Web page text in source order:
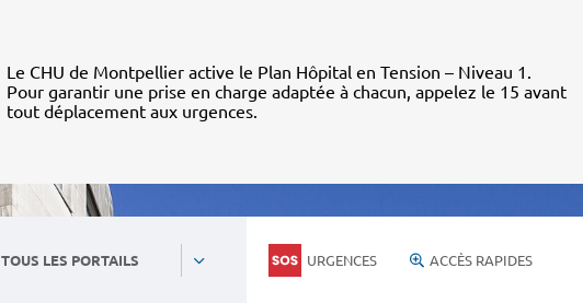
Le CHU de Montpellier active le Plan Hôpital en Tension – Niveau 1.
Pour garantir une prise en charge adaptée à chacun, appelez le 15 avant
tout déplacement aux urgences.
TOUS LES PORTAILS URGENCES ACCÈS RAPIDES